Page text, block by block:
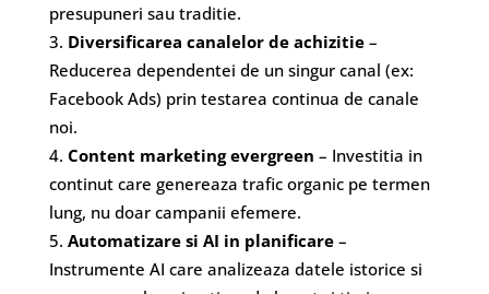
presupuneri sau traditie.
Diversificarea canalelor de achizitie–
Reducerea dependentei de un singur canal (ex:
Facebook Ads) prin testarea continua de canale
noi.
Content marketing evergreen – Investitia in
continut care genereaza trafic organic pe termen
lung, nu doar campanii efemere.
Automatizare si AI in planificare–
Instrumente AI care analizeaza datele istorice si